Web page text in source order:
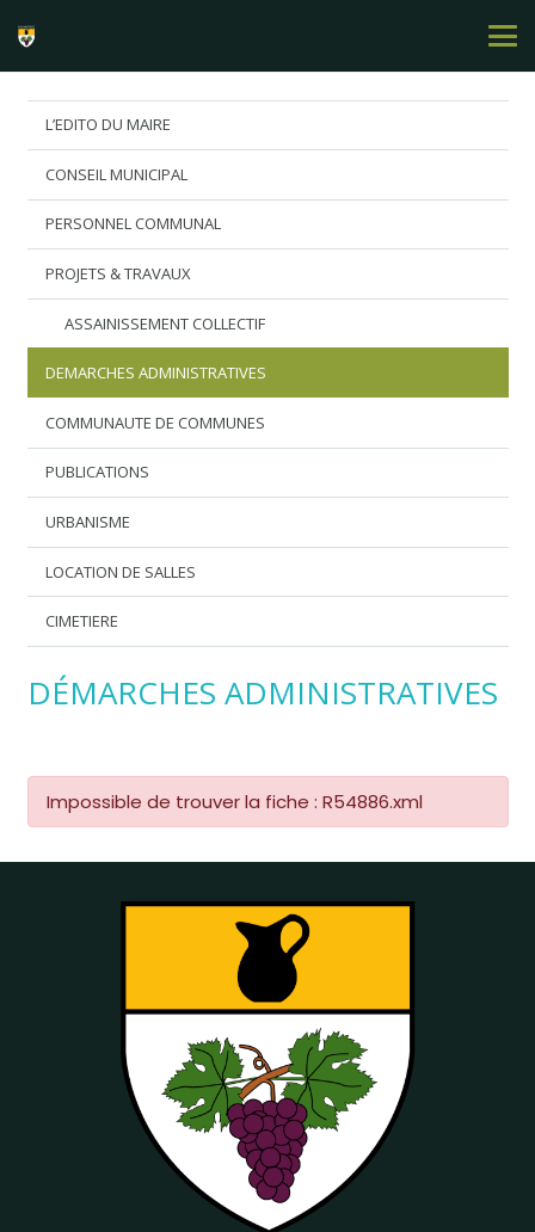
L’EDITO DU MAIRE
CONSEIL MUNICIPAL
PERSONNEL COMMUNAL
PROJETS & TRAVAUX
ASSAINISSEMENT COLLECTIF
DEMARCHES ADMINISTRATIVES
COMMUNAUTE DE COMMUNES
PUBLICATIONS
URBANISME
LOCATION DE SALLES
CIMETIERE
DÉMARCHES ADMINISTRATIVES
Impossible de trouver la fiche : R54886.xml